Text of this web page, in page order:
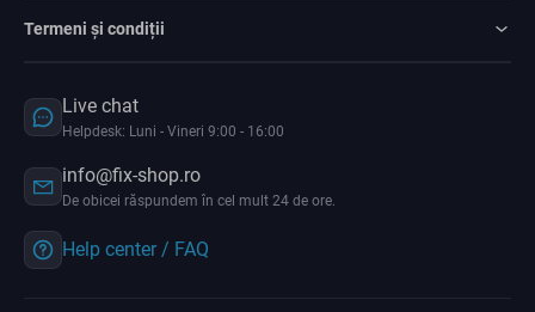
Termeni și condiții
Live chat
Helpdesk: Luni - Vineri 9:00 - 16:00
info@fix-shop.ro
De obicei răspundem în cel mult 24 de ore.
Help center / FAQ